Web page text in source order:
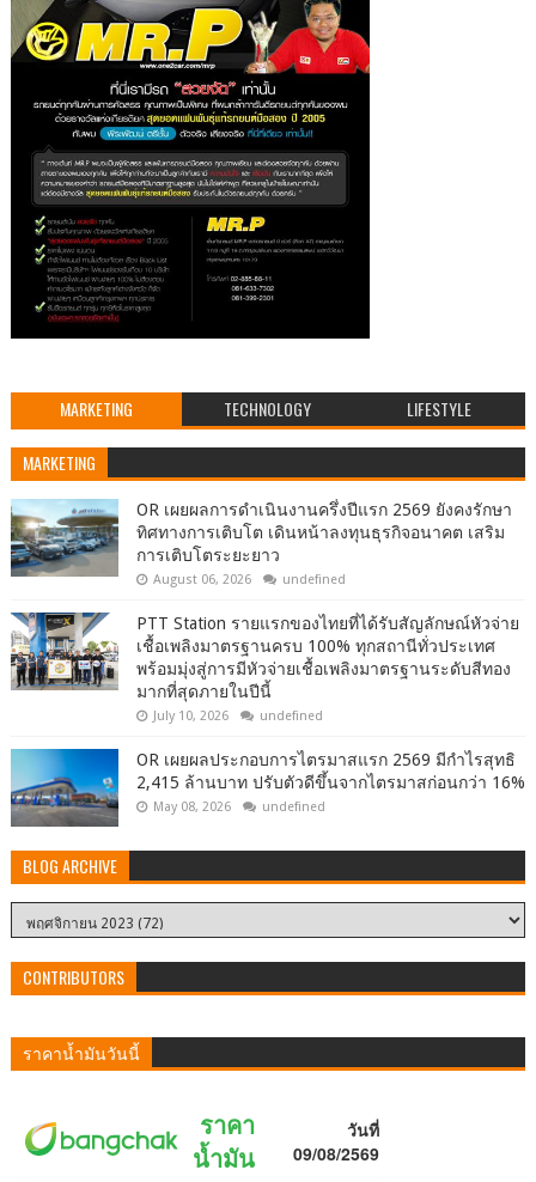
MARKETING TECHNOLOGY LIFESTYLE
MARKETING
OR เผยผลการดำเนินงานครึ่งปีแรก 2569 ยังคงรักษา
ทิศทางการเติบโต เดินหน้าลงทุนธุรกิจอนาคต เสริม
การเติบโตระยะยาว
August 06, 2026 undefined
PTT Station รายแรกของไทยที่ได้รับสัญลักษณ์หัวจ่าย
เชื้อเพลิงมาตรฐานครบ 100% ทุกสถานีทั่วประเทศ
พร้อมมุ่งสู่การมีหัวจ่ายเชื้อเพลิงมาตรฐานระดับสีทอง
มากที่สุดภายในปีนี้
July 10, 2026 undefined
OR เผยผลประกอบการไตรมาสแรก 2569 มีกำไรสุทธิ
2,415 ล้านบาท ปรับตัวดีขึ้นจากไตรมาสก่อนกว่า 16%
May 08, 2026 undefined
BLOG ARCHIVE
CONTRIBUTORS
ราคาน้ำมันวันนี้